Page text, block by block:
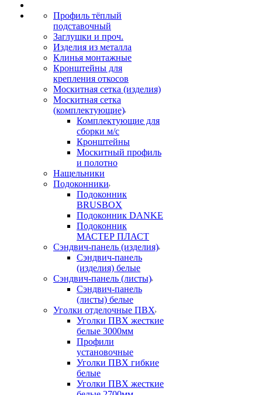
Профиль тёплый
подставочный
Заглушки и проч.
Изделия из металла
Клинья монтажные
Кронштейны для
крепления откосов
Москитная сетка (изделия)
Москитная сетка
(комплектующие)
Комплектующие для
сборки м/с
Кронштейны
Москитный профиль
и полотно
Нащельники
Подоконники
Подоконник
BRUSBOX
Подоконник DANKE
Подоконник
МАСТЕР ПЛАСТ
Сэндвич-панель (изделия)
Сэндвич-панель
(изделия) белые
Сэндвич-панель (листы)
Сэндвич-панель
(листы) белые
Уголки отделочные ПВХ
Уголки ПВХ жесткие
белые 3000мм
Профили
установочные
Уголки ПВХ гибкие
белые
Уголки ПВХ жесткие